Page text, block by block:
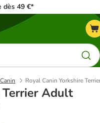
dès 49 €*
Royal Canin Yorkshire
Terrier Adult